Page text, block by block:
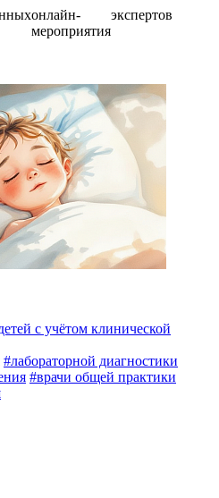
онлайн-
мероприятия
экспертов
с учётом клинической
#лабораторной диагностики
#врачи общей практики